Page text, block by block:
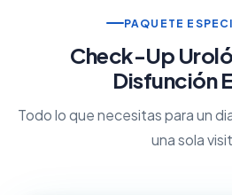
PAQUETE
Check-Up
Disfunción
Todo lo que necesitas para un
una sola